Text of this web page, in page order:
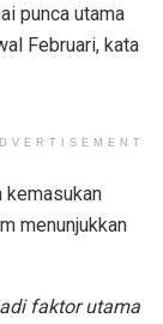
punca utama
Februari, kata
kemasukan
menunjukkan
faktor utama